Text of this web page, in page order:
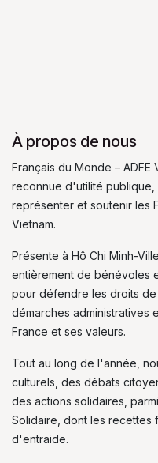
À propos de nous
Français du Monde – ADFE
reconnue d'utilité publique,
représenter et soutenir les
Vietnam.
Présente à Hô Chi Minh-
entièrement de bénévoles
pour défendre les droits
démarches administratives
France et ses valeurs.
Tout au long de l'année,
culturels, des débats
des actions solidaires,
Solidaire, dont les recettes
d'entraide.